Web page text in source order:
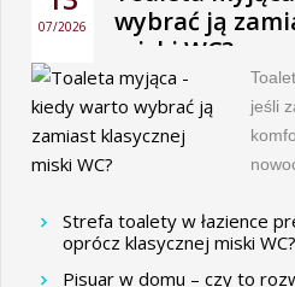
07/2026
wybrać ją
miski WC?
jeśli
Strefa toalety w łazience
oprócz klasycznej miski WC?
Pisuar w domu – czy to